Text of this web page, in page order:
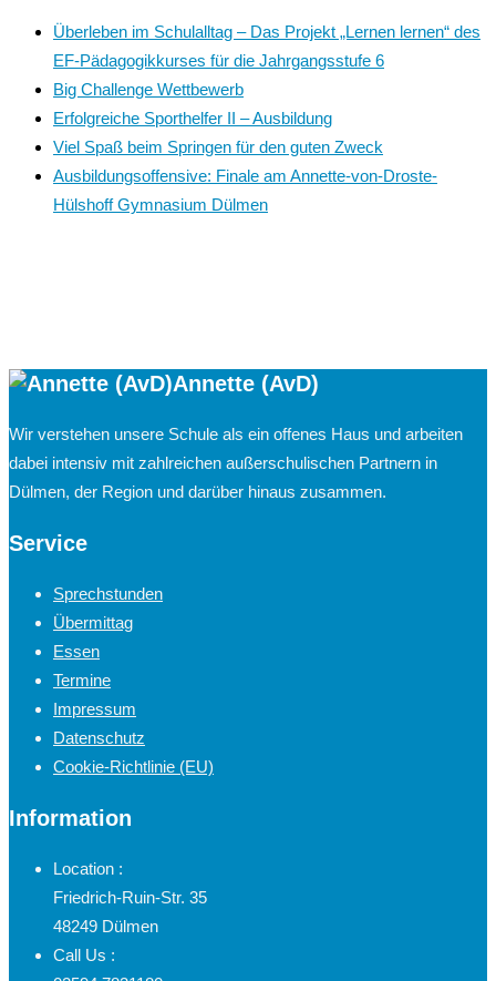
Überleben im Schulalltag – Das Projekt „Lernen lernen“ des
EF-Pädagogikkurses für die Jahrgangsstufe 6
Big Challenge Wettbewerb
Erfolgreiche Sporthelfer II – Ausbildung
Viel Spaß beim Springen für den guten Zweck
Ausbildungsoffensive: Finale am Annette-von-Droste-
Hülshoff Gymnasium Dülmen
Annette (AvD)
Wir verstehen unsere Schule als ein offenes Haus und arbeiten
dabei intensiv mit zahlreichen außerschulischen Partnern in
Dülmen, der Region und darüber hinaus zusammen.
Service
Sprechstunden
Übermittag
Essen
Termine
Impressum
Datenschutz
Cookie-Richtlinie (EU)
Information
Location :
Friedrich-Ruin-Str. 35
48249 Dülmen
Call Us :